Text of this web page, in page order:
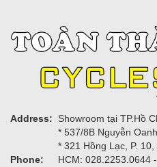
Address:
Showroom tại TP.Hồ
* 537/8B Nguyễn
* 321 Hồng Lạc, P. 10,
Phone:
HCM: 028.2253.0644